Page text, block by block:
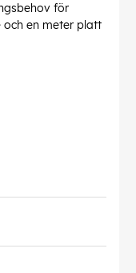
för
en meter platt